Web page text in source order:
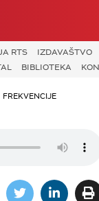
RTS IZDAVAŠTVO
BIBLIOTEKA
FREKVENCIJE